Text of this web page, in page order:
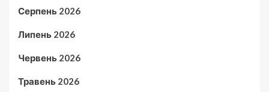
Серпень 2026
Липень 2026
Червень 2026
Травень 2026